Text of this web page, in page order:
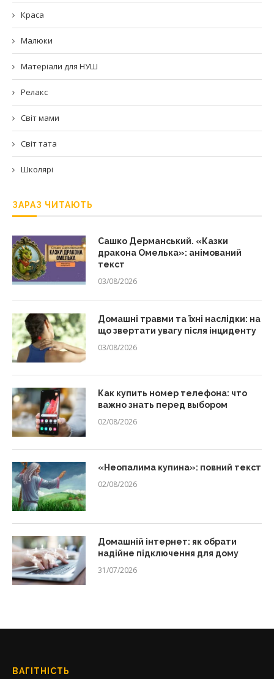
Краса
Малюки
Матеріали для НУШ
Релакс
Світ мами
Світ тата
Школярі
ЗАРАЗ ЧИТАЮТЬ
Сашко Дерманський. «Казки
дракона Омелька»: анімований
текст
03/08/2026
Домашні травми та їхні наслідки: на
що звертати увагу після інциденту
03/08/2026
Как купить номер телефона: что
важно знать перед выбором
02/08/2026
«Неопалима купина»: повний текст
02/08/2026
Домашній інтернет: як обрати
надійне підключення для дому
31/07/2026
ВАГІТНІСТЬ